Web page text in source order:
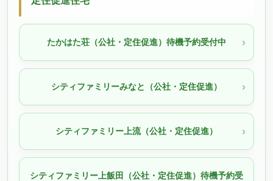
たかはた荘（公社・定住促進）待機予約受付中
シティファミリーみなと（公社・定住促進）
シティファミリー上流（公社・定住促進）
シティファミリー上飯田（公社・定住促進）待機予約受